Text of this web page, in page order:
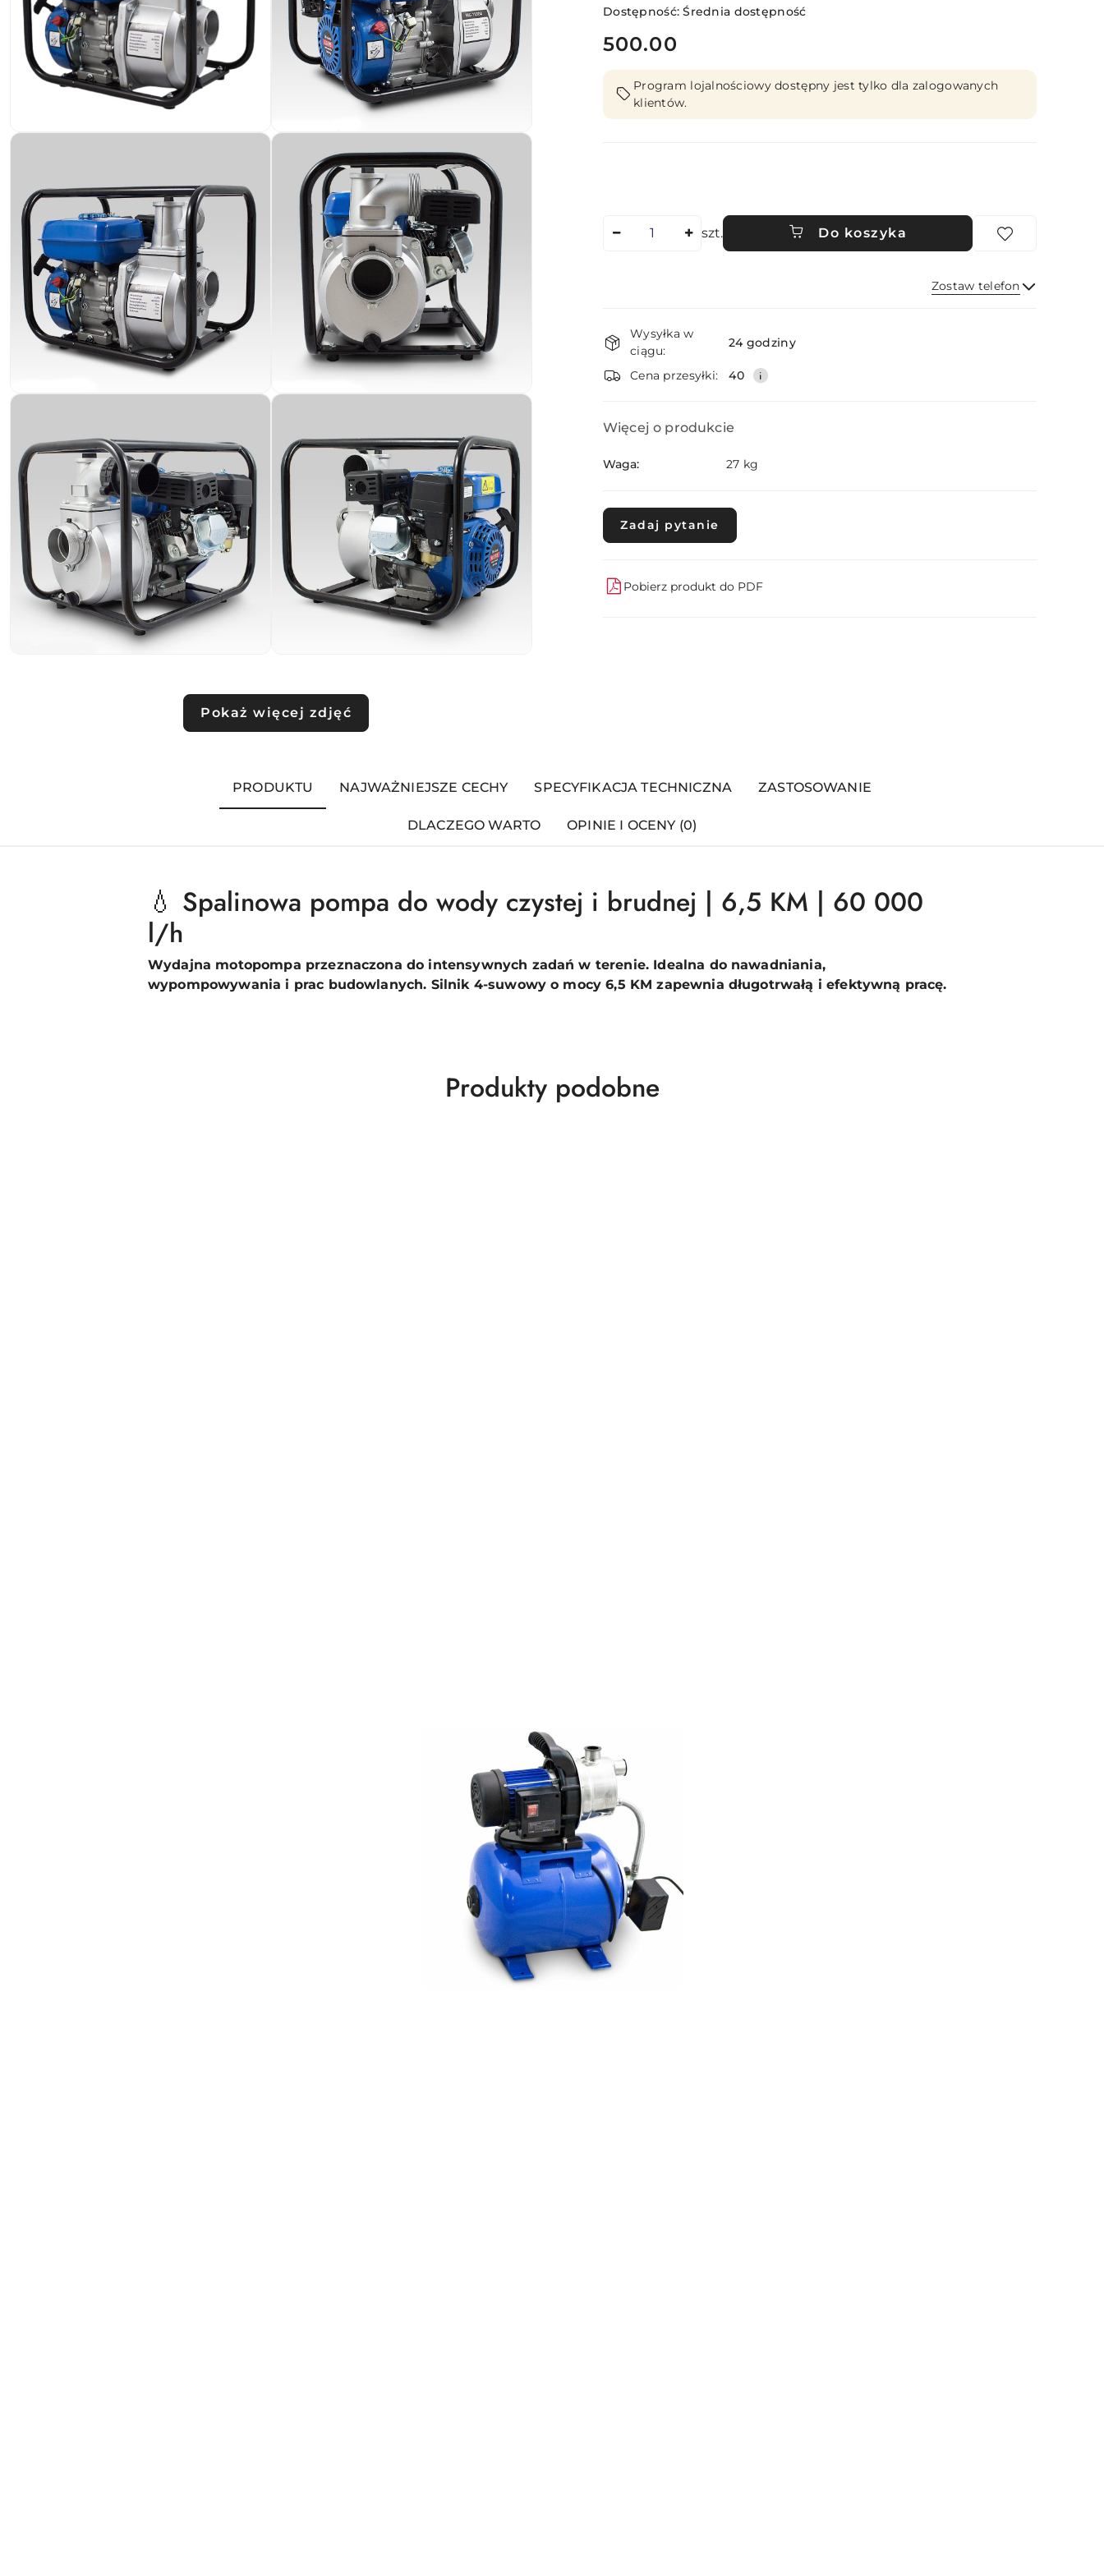
Pokaż więcej zdjęć
Dostępność:Średnia dostępność
cena:
500.00
Program lojalnościowy dostępny jest tylko dla zalogowanych
klientów.
szt. Do koszyka
Zostaw telefon
Dostępność
i
dostawa
Wysyłka w
ciągu:
24 godziny
Cena przesyłki: 40
Więcej o produkcie
Waga: 27 kg
Zadaj pytanie
Pobierz produkt do PDF
PRODUKTU NAJWAŻNIEJSZE CECHY SPECYFIKACJA TECHNICZNA ZASTOSOWANIE
DLACZEGO WARTO OPINIE I OCENY (0)
💧 Spalinowa pompa do wody czystej i brudnej | 6,5 KM | 60 000
l/h
Wydajna motopompa przeznaczona do intensywnych zadań w terenie. Idealna do nawadniania,
wypompowywania i prac budowlanych. Silnik 4-suwowy o mocy 6,5 KM zapewnia długotrwałą i efektywną pracę.
Produkty
Produkty podobne